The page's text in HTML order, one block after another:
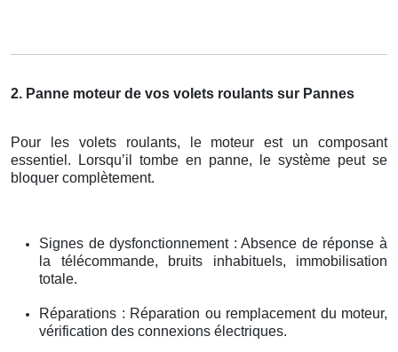
2. Panne moteur de vos volets roulants sur Pannes
Pour les volets roulants, le moteur est un composant
essentiel. Lorsqu’il tombe en panne, le système peut se
bloquer complètement.
Signes de dysfonctionnement : Absence de réponse à
la télécommande, bruits inhabituels, immobilisation
totale.
Réparations : Réparation ou remplacement du moteur,
vérification des connexions électriques.